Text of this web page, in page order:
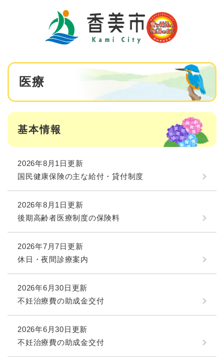
本
医療
基本情報
2026年8月1日更新
国民健康保険の主な給付・貸付制度
2026年8月1日更新
後期高齢者医療制度の保険料
2026年7月7日更新
休日・夜間診療案内
2026年6月30日更新
不妊治療費の助成金交付
2026年6月30日更新
不妊治療費の助成金交付